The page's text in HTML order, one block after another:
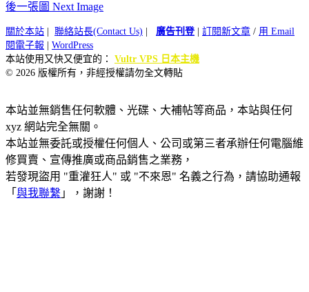
後一張圖 Next Image
關於本站 聯絡站長(Contact Us) 廣告刊登| 訂閱新文章 / 用 Email
閱電子報
WordPress
本站使用又快又便宜的： Vultr VPS 日本主機
© 2026 版權所有，非經授權請勿全文轉貼
本站並無銷售任何軟體、光碟、大補帖等商品，本站與任何
xyz 網站完全無關。
本站並無委託或授權任何個人、公司或第三者承辦任何電腦維
修買賣、宣傳推廣或商品銷售之業務，
若發現盜用 "重灌狂人" 或 "不來恩" 名義之行為，請協助通報
「 與我聯繫 」，謝謝！